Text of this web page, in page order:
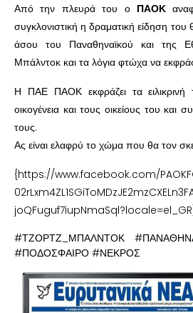
Από την πλευρά του ο ΠΑΟΚ
συγκλονιστική η δραματική είδηση
άσου του Παναθηναϊκού και της
Μπάλντοκ και τα λόγια φτώχα να
Η ΠΑΕ ΠΑΟΚ εκφράζει τα ειλικρινή
οικογένεια και τους οικείους του και
τους.
Ας είναι ελαφρύ το χώμα που θα τον
{https://www.facebook.com/
#ΤΖΟΡΤΖ_ΜΠΑΛΝΤΟΚ
#ΠΟΔΟΣΦΑΙΡΟ #ΝΕΚΡΟΣ